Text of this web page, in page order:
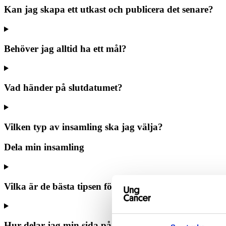
Kan jag skapa ett utkast och publicera det senare?
Behöver jag alltid ha ett mål?
Vad händer på slutdatumet?
Vilken typ av insamling ska jag välja?
Dela min insamling
Vilka är de bästa tipsen för att dela min